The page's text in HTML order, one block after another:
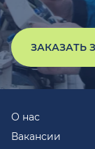
ЗАКАЗАТЬ
О нас
Вакансии